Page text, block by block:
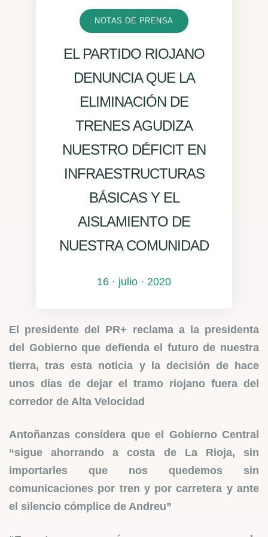
NOTAS DE PRENSA
EL PARTIDO RIOJANO
DENUNCIA QUE LA
ELIMINACIÓN DE
TRENES AGUDIZA
NUESTRO DÉFICIT EN
INFRAESTRUCTURAS
BÁSICAS Y EL
AISLAMIENTO DE
NUESTRA COMUNIDAD
16 · julio · 2020
El presidente del PR+ reclama a la presidenta
del Gobierno que defienda el futuro de nuestra
tierra, tras esta noticia y la decisión de hace
unos días de dejar el tramo riojano fuera del
corredor de Alta Velocidad
Antoñanzas considera que el Gobierno Central
“sigue ahorrando a costa de La Rioja, sin
importarles que nos quedemos sin
comunicaciones por tren y por carretera y ante
el silencio cómplice de Andreu”